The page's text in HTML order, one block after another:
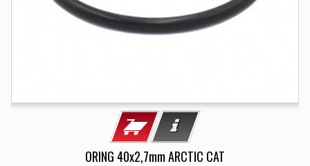
ORING 40x2,7mm ARCTIC CAT